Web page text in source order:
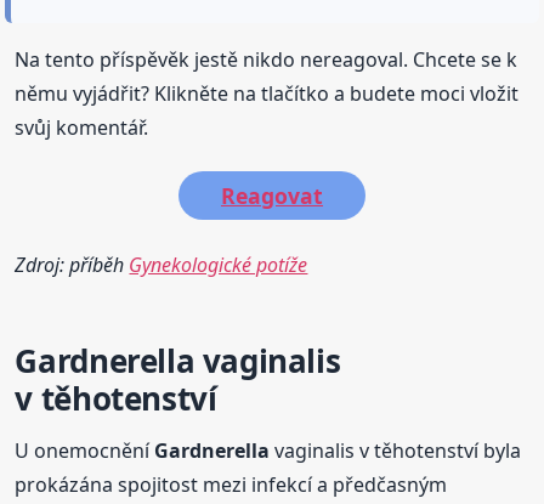
Na tento příspěvěk jestě nikdo nereagoval. Chcete se k
němu vyjádřit? Klikněte na tlačítko a budete moci vložit
svůj komentář.
Reagovat
Zdroj: příběh Gynekologické potíže
Gardnerella vaginalis
v těhotenství
U onemocněníGardnerella vaginalis v těhotenství byla
prokázána spojitost mezi infekcí a předčasným